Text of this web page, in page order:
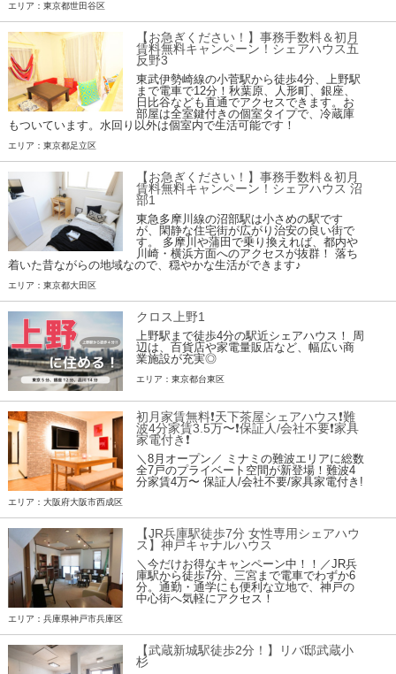
エリア：東京都世田谷区
【お急ぎください！】事務手数料＆初月
賃料無料キャンペーン！シェアハウス五
反野3
東武伊勢崎線の小菅駅から徒歩4分、上野駅
まで電車で12分！秋葉原、人形町、銀座、
日比谷なども直通でアクセスできます。お
部屋は全室鍵付きの個室タイプで、冷蔵庫
もついています。水回り以外は個室内で生活可能です！
エリア：東京都足立区
【お急ぎください！】事務手数料＆初月
賃料無料キャンペーン！シェアハウス 沼
部1
東急多摩川線の沼部駅は小さめの駅です
が、閑静な住宅街が広がり治安の良い街で
す。 多摩川や蒲田で乗り換えれば、都内や
川崎・横浜方面へのアクセスが抜群！ 落ち
着いた昔ながらの地域なので、穏やかな生活ができます♪
エリア：東京都大田区
クロス上野1
上野駅まで徒歩4分の駅近シェアハウス！ 周
辺は、百貨店や家電量販店など、幅広い商
業施設が充実◎
エリア：東京都台東区
初月家賃無料❗️天下茶屋シェアハウス❗️難
波4分家賃3.5万〜❗️保証人/会社不要❗️家具
家電付き❗
＼8月オープン／ ミナミの難波エリアに総数
全7戸のプライベート空間が新登場！難波4
分家賃4万〜 保証人/会社不要/家具家電付き!
エリア：大阪府大阪市西成区
【JR兵庫駅徒歩7分 女性専用シェアハウ
ス】神戸キャナルハウス
＼今だけお得なキャンペーン中！！／JR兵
庫駅から徒歩7分、三宮まで電車でわずか6
分。通勤・通学にも便利な立地で、神戸の
中心街へ気軽にアクセス！
エリア：兵庫県神戸市兵庫区
【武蔵新城駅徒歩2分！】リバ邸武蔵小
杉